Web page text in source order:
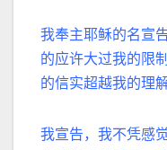
我奉主耶稣的名宣
的应许大过我的限制
的信实超越我的理解
我宣告，我不凭感